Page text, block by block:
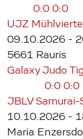
0:0 0:0
UJZ
09.10.2026 -
5661 Rauris
Galaxy Judo
0:0 0:0
JBLV Samurai-
10.10.2026 -
Maria